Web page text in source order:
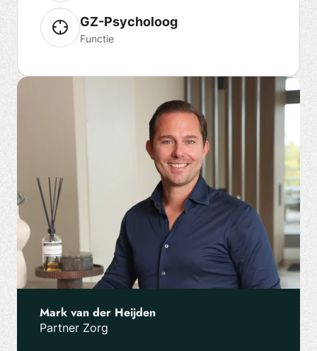
GZ-Psycholoog
Functie
Mark van der Heijden
Partner Zorg